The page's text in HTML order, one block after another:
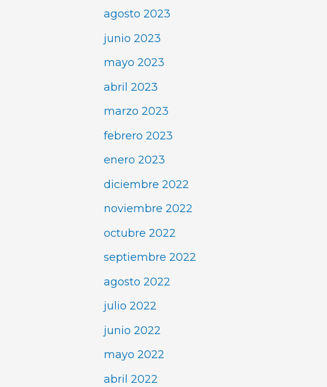
agosto 2023
junio 2023
mayo 2023
abril 2023
marzo 2023
febrero 2023
enero 2023
diciembre 2022
noviembre 2022
octubre 2022
septiembre 2022
agosto 2022
julio 2022
junio 2022
mayo 2022
abril 2022